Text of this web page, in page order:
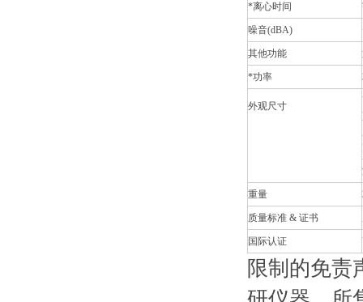
*离心时间
噪音(dBA)
其他功能
*功率
外观尺寸
重量
质量标准 & 证书
国际认证
限制的免责